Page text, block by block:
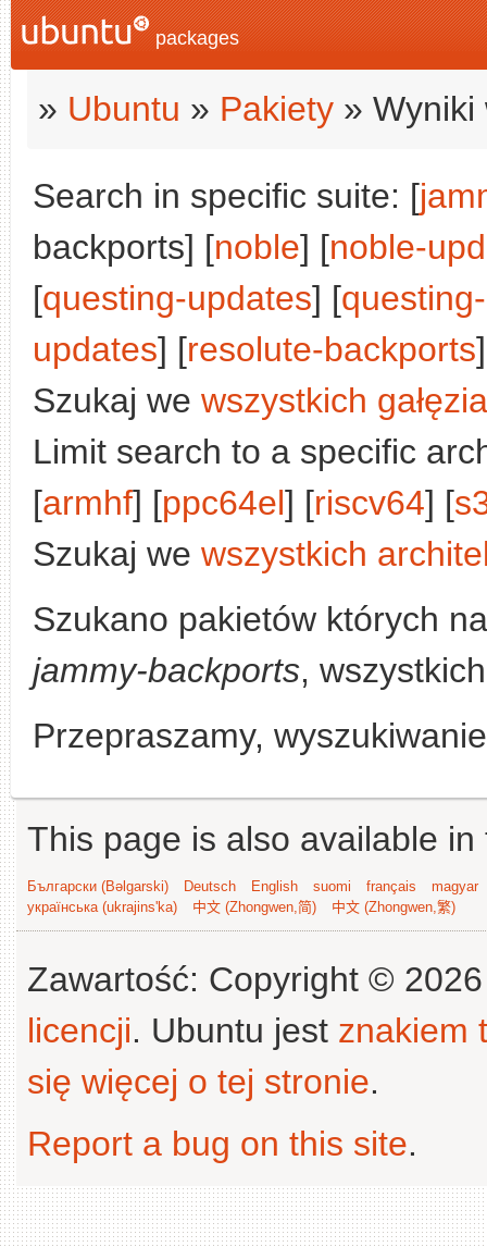
packages
» Ubuntu » Pakiety » Wyniki
Search in specific suite: [
backports] [noble] [noble-
[questing-updates] [
updates] [resolute-backports
Szukaj we wszystkich
Limit search to a specific
[armhf] [ppc64el] [riscv64] [
Szukaj we wszystkich
Szukano pakietów których
jammy-backports,
Przepraszamy,
This page is also available
Български (Bəlgarski) Deutsch English suomi français
magyar
українська (ukrajins'ka)
中文 (Zhongwen,简) 中文 (Zhongwen,繁)
Zawartość: Copyright ©
licencji. Ubuntu jest znakiem
się więcej o tej stronie.
Report a bug on this site.